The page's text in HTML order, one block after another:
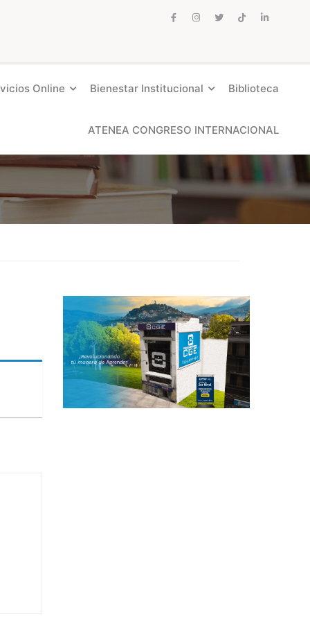
Online Bienestar Institucional Biblioteca
ATENEA CONGRESO INTERNACIONAL